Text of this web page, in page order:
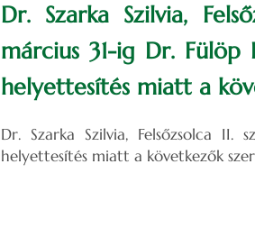
Dr. Szarka Szilvia,
március 31-ig Dr.
helyettesítés miatt a
Dr. Szarka Szilvia, Felsőzsolca
helyettesítés miatt a következők